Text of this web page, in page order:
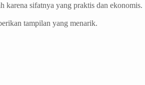
karena sifatnya yang praktis dan ekonomis.
tampilan yang menarik.